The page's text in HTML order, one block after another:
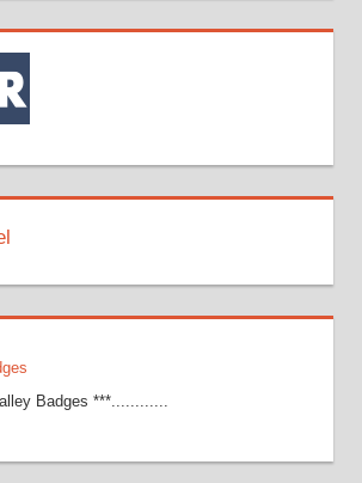
Badges ***............